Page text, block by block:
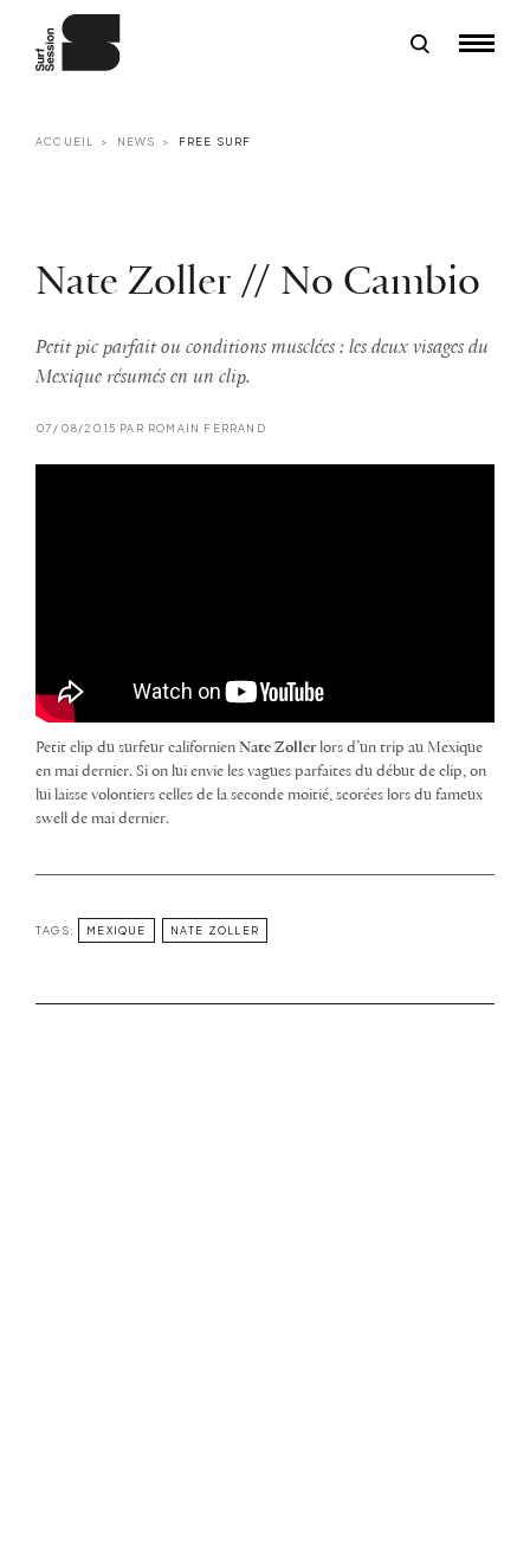
ACCUEIL NEWS FREE SURF
Nate Zoller // No Cambio
Petit pic parfait ou conditions musclées : les deux visages du
Mexique résumés en un clip.
07/08/2015 PAR ROMAIN FERRAND
Petit clip du surfeur californien Nate Zollerlors d’un trip au Mexique
en mai dernier. Si on lui envie les vagues parfaites du début de clip, on
lui laisse volontiers celles de la seconde moitié, scorées lors du fameux
swell de mai dernier.
TAGS: MEXIQUE NATE ZOLLER